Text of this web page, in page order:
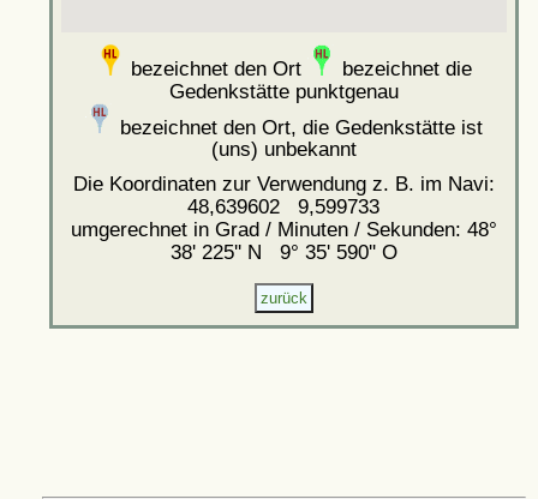
bezeichnet den Ort
bezeichnet die
Gedenkstätte punktgenau
bezeichnet den Ort, die Gedenkstätte ist
(uns) unbekannt
Die Koordinaten zur Verwendung z. B. im Navi:
48,639602 9,599733
umgerechnet in Grad / Minuten / Sekunden: 48°
38' 225'' N 9° 35' 590'' O